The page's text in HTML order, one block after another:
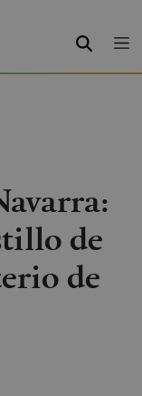
BUSCAR
de
de